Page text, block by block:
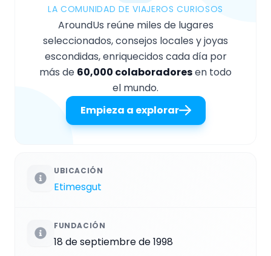
LA COMUNIDAD DE VIAJEROS CURIOSOS
AroundUs reúne miles de lugares
seleccionados, consejos locales y joyas
escondidas, enriquecidos cada día por
más de 60,000 colaboradoresen todo
el mundo.
Empieza a explorar
UBICACIÓN
Etimesgut
FUNDACIÓN
18 de septiembre de 1998